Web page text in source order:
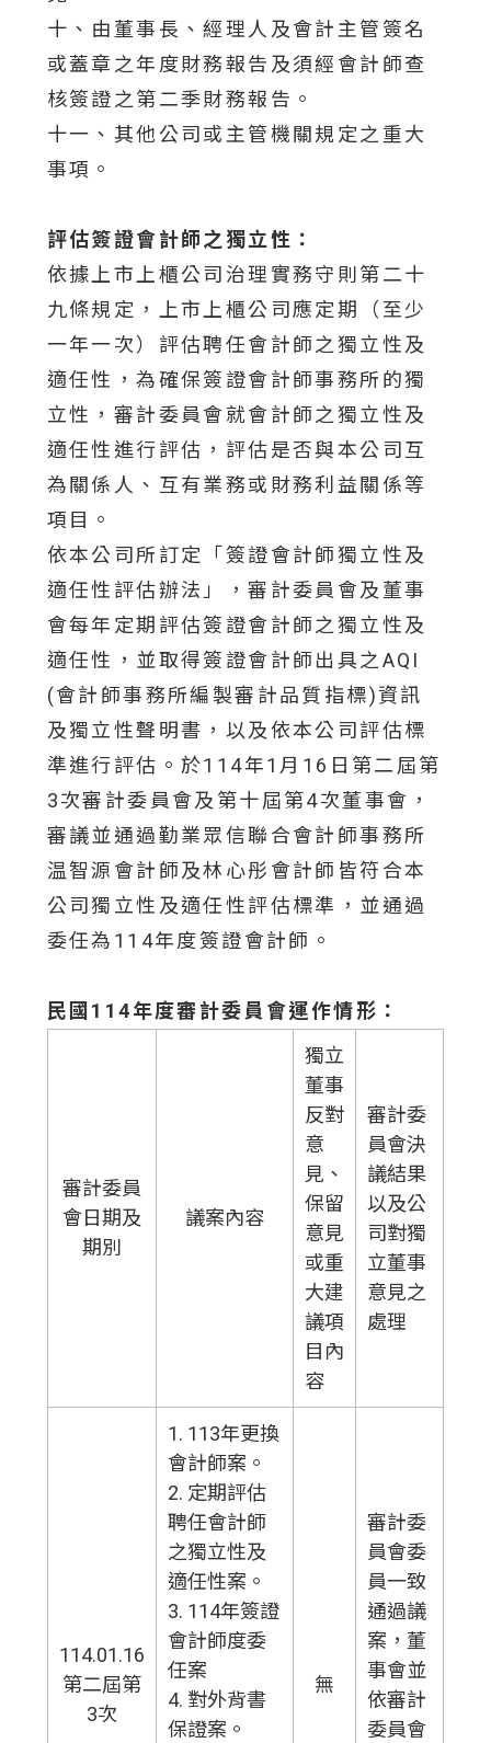
十、由董事長、經理人及會計主管簽名
或蓋章之年度財務報告及須經會計師查
核簽證之第二季財務報告。
十一、其他公司或主管機關規定之重大
事項。
評估簽證會計師之獨立性：
依據上市上櫃公司治理實務守則第二十
九條規定，上市上櫃公司應定期（至少
一年一次）評估聘任會計師之獨立性及
適任性，為確保簽證會計師事務所的獨
立性，審計委員會就會計師之獨立性及
適任性進行評估，評估是否與本公司互
為關係人、互有業務或財務利益關係等
項目。
依本公司所訂定「簽證會計師獨立性及
適任性評估辦法」，審計委員會及董事
會每年定期評估簽證會計師之獨立性及
適任性，並取得簽證會計師出具之AQI
(會計師事務所編製審計品質指標)資訊
及獨立性聲明書，以及依本公司評估標
準進行評估。於114年1月16日第二屆第
3次審計委員會及第十屆第4次董事會，
審議並通過勤業眾信聯合會計師事務所
温智源會計師及林心彤會計師皆符合本
公司獨立性及適任性評估標準，並通過
委任為114年度簽證會計師。
民國114年度審計委員會運作情形：
審計委員
會日期及
期別
議案內容
獨立
董事
反對
意
見、
保留
意見
或重
大建
議項
目內
容
審計委
員會決
議結果
以及公
司對獨
立董事
意見之
處理
114.01.16
第二屆第
3次
1. 113年更換
會計師案。
2. 定期評估
聘任會計師
之獨立性及
適任性案。
3. 114年簽證
會計師度委
任案
4. 對外背書
保證案。
無
審計委
員會委
員一致
通過議
案，董
事會並
依審計
委員會